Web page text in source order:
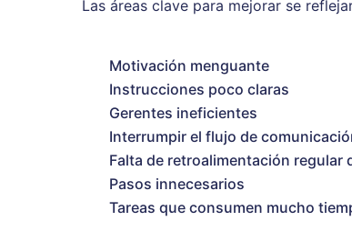
Las áreas clave para mejorar se
Motivación menguante
Instrucciones poco claras
Gerentes ineficientes
Interrumpir el flujo de
Falta de retroalimentación regular
Pasos innecesarios
Tareas que consumen mucho